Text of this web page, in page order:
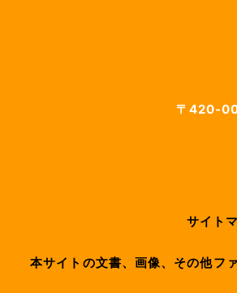
〒420-
サイト
本サイトの文書、画像、その他フ